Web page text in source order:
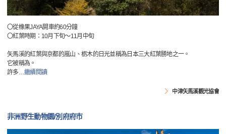
〇從橡果JAYA開車約60分鐘
〇紅葉時期：10月下旬～11月中旬
矢馬溪的紅葉與京都的嵐山、栃木的日光並稱為日本三大紅葉勝地之一。
它被稱為。
許多…繼續閱讀
中津矢馬溪觀光協會
非洲野生動物園/別府府市